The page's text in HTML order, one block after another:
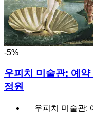
-5%
우피치 미술관: 예
정원
우피치 미술관: